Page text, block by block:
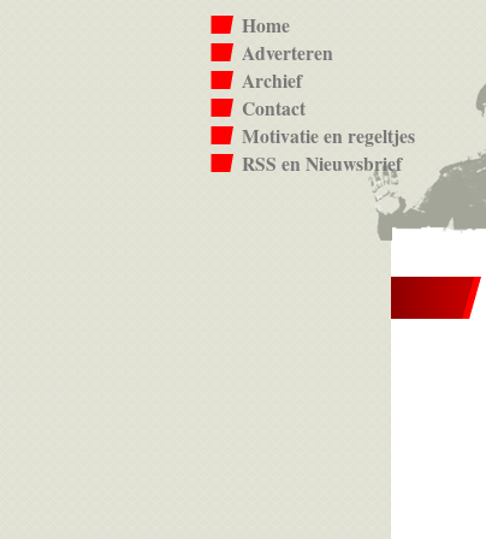
Home
Adverteren
Archief
Contact
Motivatie en regeltjes
RSS en Nieuwsbrief